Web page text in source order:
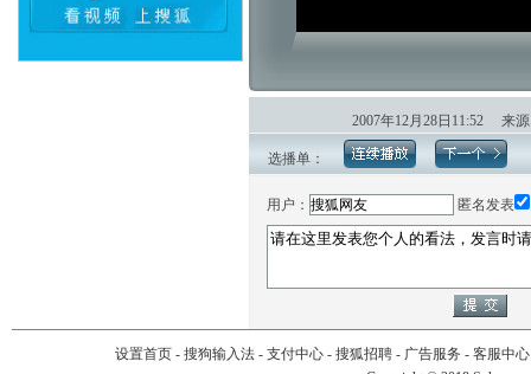
2007年12月28日11:52 来
选播单：
用户： 匿名发表
设置首页- 搜狗输入法- 支付中心- 搜狐招聘- 广告服务 - 客服中心